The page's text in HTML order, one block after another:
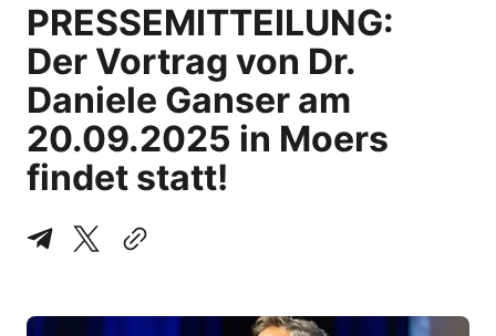
PRESSEMITTEILUNG:
Der Vortrag von Dr.
Daniele Ganser am
20.09.2025 in Moers
findet statt!